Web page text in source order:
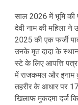
साल 2026 में भूमि की
देवी नाम की महिला
2025 की एक फर्जी
उनके मृत दादा के
स्टे के लिए आपत्ति पत्र
में राजकमल और इनाम
तहरीर के आधार पर
खिलाफ मुकदमा दर्ज